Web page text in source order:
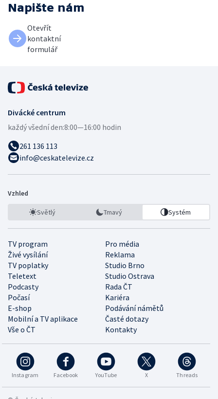
Napište nám
Otevřít
kontaktní
formulář
Divácké centrum
každý všední den:8:00—16:00 hodin
261 136 113
info@ceskatelevize.cz
Vzhled
Světlý Tmavý Systém
TV program
Pro média
Živé vysílání
Reklama
TV poplatky
Studio Brno
Teletext
Studio Ostrava
Podcasty
Rada ČT
Počasí
Kariéra
E-shop
Podávání námětů
Mobilní a TV aplikace
Časté dotazy
Vše o ČT
Kontakty
Instagram Facebook YouTube X Threads